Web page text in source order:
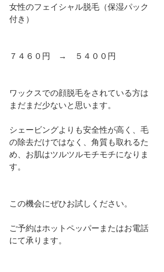
女性のフェイシャル脱毛（保湿パック
付き）
７４６０円　→　５４００円
ワックスでの顔脱毛をされている方は
まだまだ少ないと思います。
シェービングよりも安全性が高く、毛
の除去だけではなく、角質も取れるた
め、お肌はツルツルモチモチになりま
す。
この機会にぜひお試しください。
ご予約はホットペッパーまたはお電話
にて承ります。